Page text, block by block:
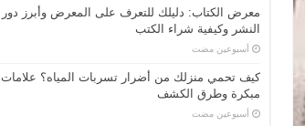
معرض الكتاب: دليلك للتعرف على المعرض وأبرز دور
النشر وكيفية شراء الكتب
‏أسبوعين مضت
كيف تحمي منزلك من أضرار تسربات المياه؟ علامات
مبكرة وطرق الكشف
‏أسبوعين مضت